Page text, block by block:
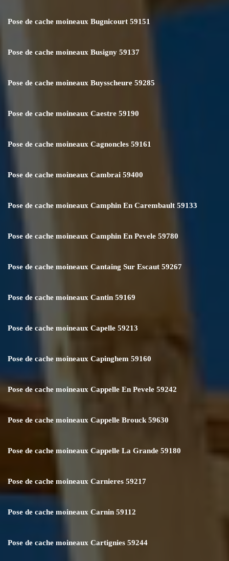
Pose de cache moineaux Bugnicourt 59151
Pose de cache moineaux Busigny 59137
Pose de cache moineaux Buysscheure 59285
Pose de cache moineaux Caestre 59190
Pose de cache moineaux Cagnoncles 59161
Pose de cache moineaux Cambrai 59400
Pose de cache moineaux Camphin En Carembault 59133
Pose de cache moineaux Camphin En Pevele 59780
Pose de cache moineaux Cantaing Sur Escaut 59267
Pose de cache moineaux Cantin 59169
Pose de cache moineaux Capelle 59213
Pose de cache moineaux Capinghem 59160
Pose de cache moineaux Cappelle En Pevele 59242
Pose de cache moineaux Cappelle Brouck 59630
Pose de cache moineaux Cappelle La Grande 59180
Pose de cache moineaux Carnieres 59217
Pose de cache moineaux Carnin 59112
Pose de cache moineaux Cartignies 59244